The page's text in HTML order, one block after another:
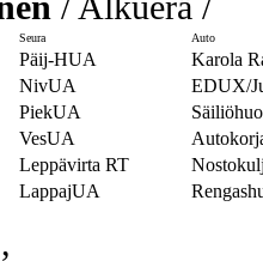
Seura
Auto
Päij-HUA Karola
NivUA EDUX/
PiekUA
VesUA
Leppävirta RT
LappajUA